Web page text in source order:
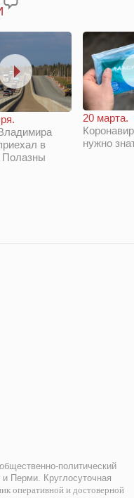
в
Полазны
20 марта.
нужно
политический
Перми. Круглосуточная
оперативной и достоверной